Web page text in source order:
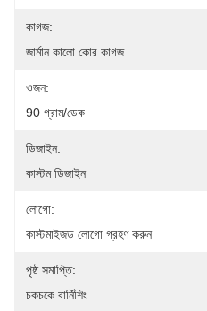
কাগজ:
জার্মান কালো কোর কাগজ
ওজন:
90 গ্রাম/ডেক
ডিজাইন:
কাস্টম ডিজাইন
লোগো:
কাস্টমাইজড লোগো গ্রহণ করুন
পৃষ্ঠ সমাপ্তি:
চকচকে বার্নিশিং